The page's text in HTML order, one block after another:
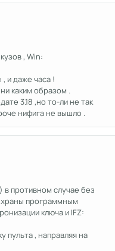
, Win:
и даже часа !
каким образом .
3.18 ,но то-ли не так
нифига не вышло .
в противном случае без
программным
ключа и IFZ:
пульта , направляя на